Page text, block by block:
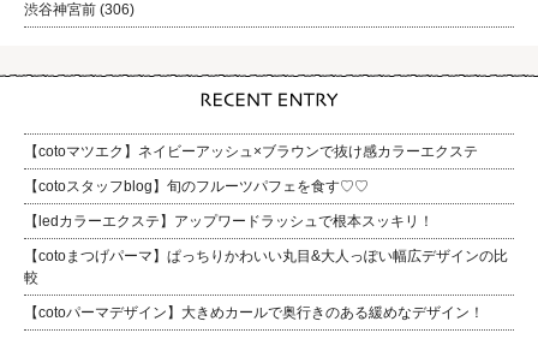
渋谷神宮前 (306)
【cotoマツエク】ネイビーアッシュ×ブラウンで抜け感カラーエクステ
【cotoスタッフblog】旬のフルーツパフェを食す♡♡
【ledカラーエクステ】アップワードラッシュで根本スッキリ！
【cotoまつげパーマ】ぱっちりかわいい丸目&大人っぽい幅広デザインの比
較
【cotoパーマデザイン】大きめカールで奥行きのある緩めなデザイン！